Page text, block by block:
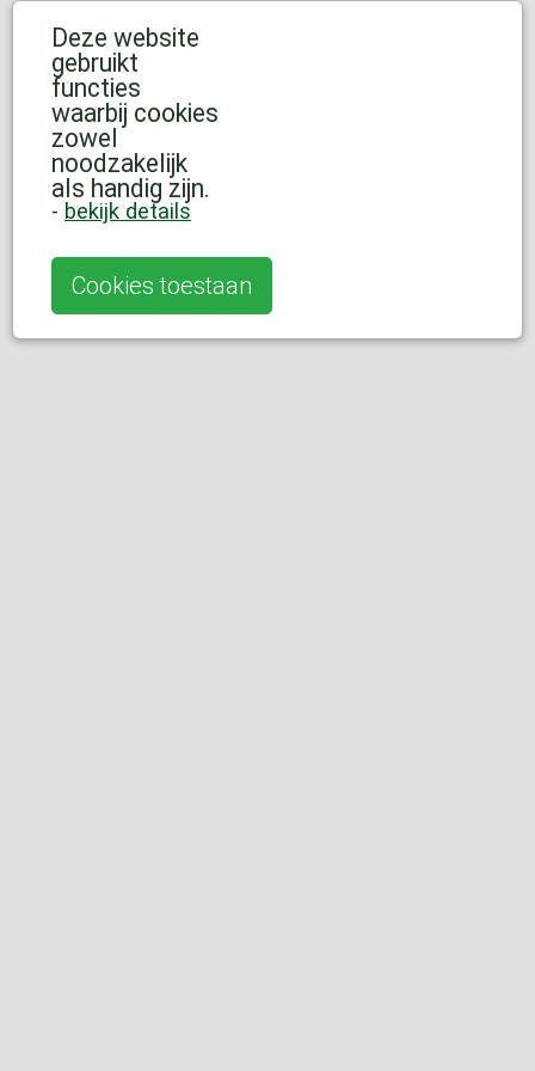
Deze website
gebruikt
functies
waarbij cookies
zowel
noodzakelijk
als handig zijn.
- bekijk details
Cookies toestaan